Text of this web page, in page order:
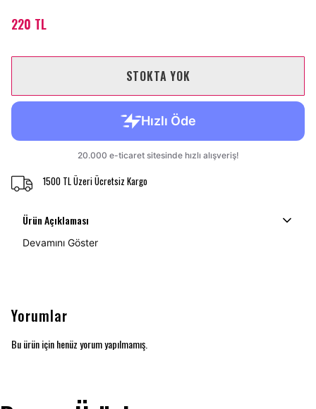
220 TL
STOKTA YOK
1500 TL Üzeri Ücretsiz Kargo
Ürün Açıklaması
Devamını Göster
Yorumlar
Bu ürün için henüz yorum yapılmamış.